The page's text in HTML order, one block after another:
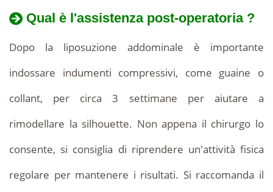
Qual è l'assistenza post-operatoria ?
Dopo la liposuzione addominale è importante
indossare indumenti compressivi, come guaine o
collant, per circa 3 settimane per aiutare a
rimodellare la silhouette. Non appena il chirurgo lo
consente, si consiglia di riprendere un'attività fisica
regolare per mantenere i risultati. Si raccomanda il